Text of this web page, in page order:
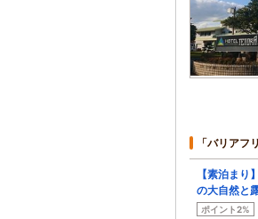
「バリアフ
【素泊まり
の大自然と
ポイント2%